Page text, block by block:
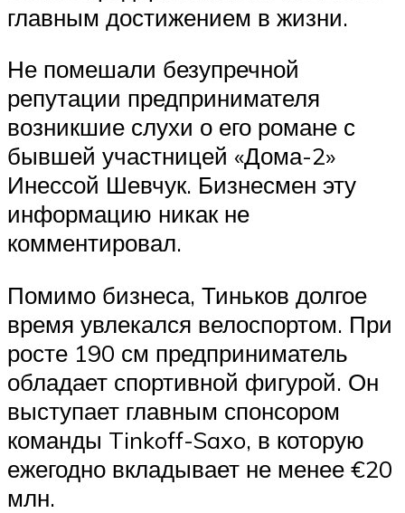
главным достижением в жизни.
Не помешали безупречной
репутации предпринимателя
возникшие слухи о его романе с
бывшей участницей «Дома-2»
Инессой Шевчук. Бизнесмен эту
информацию никак не
комментировал.
Помимо бизнеса, Тиньков долгое
время увлекался велоспортом. При
росте 190 см предприниматель
обладает спортивной фигурой. Он
выступает главным спонсором
команды Tinkoff-Saxo, в которую
ежегодно вкладывает не менее €20
млн.